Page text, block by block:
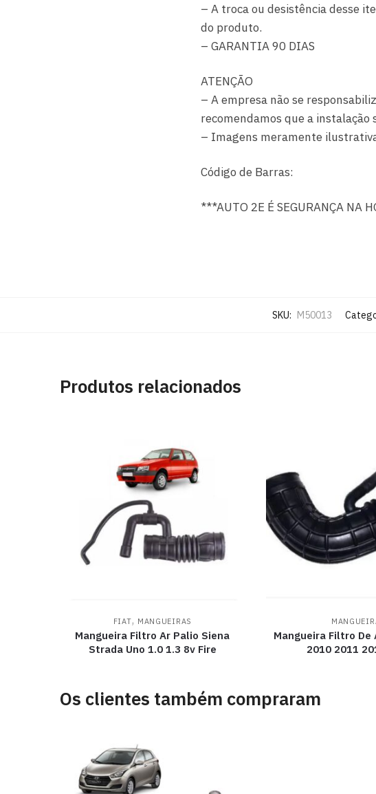
– A troca ou desistência desse
do produto.
– GARANTIA 90 DIAS
ATENÇÃO
– A empresa não se
recomendamos que a
– Imagens meramente
Código de Barras:
***AUTO 2E É SEGURANÇA NA
SKU: M50013
Produtos relacionados
FIAT, MANGUEIRAS
Mangueira Filtro Ar Palio Siena
Strada Uno 1.0 1.3 8v Fire
Mangueira Filtro De
2010 2011
Os clientes também compraram